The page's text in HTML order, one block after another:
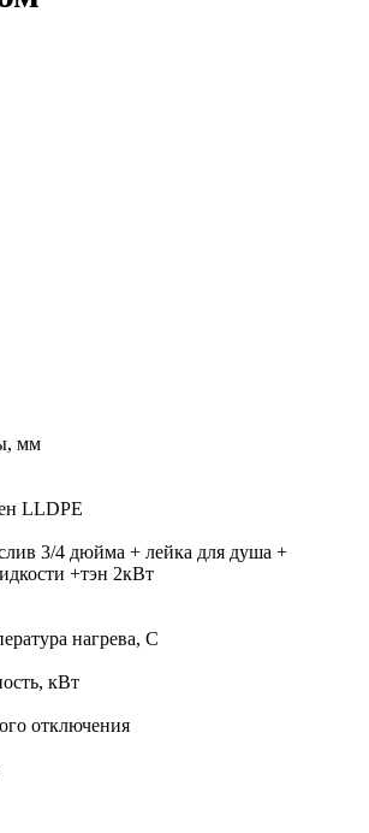
мм
LLDPE
3/4 дюйма + лейка для душа +
+тэн 2кВт
нагрева, С
кВт
отключения